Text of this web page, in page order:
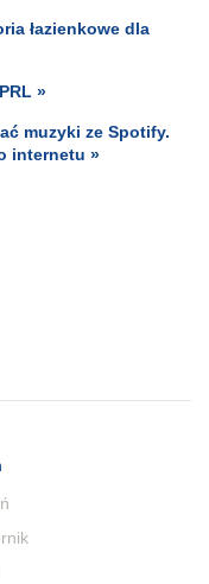
łazienkowe dla
»
muzyki ze Spotify.
internetu »